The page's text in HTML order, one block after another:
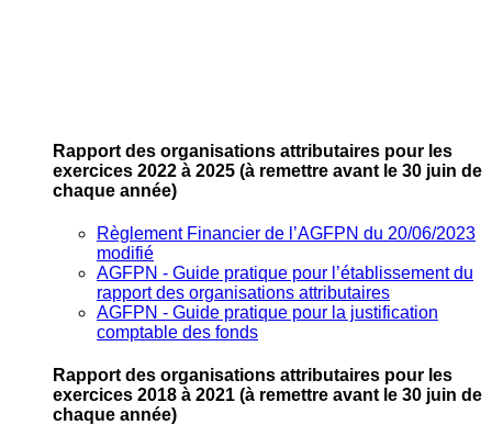
Rapport des organisations attributaires pour les
exercices 2022 à 2025 (à remettre avant le 30 juin de
chaque année)
Règlement Financier de l’AGFPN du 20/06/2023
modifié
AGFPN ‐ Guide pratique pour l’établissement du
rapport des organisations attributaires
AGFPN ‐ Guide pratique pour la justification
comptable des fonds
Rapport des organisations attributaires pour les
exercices 2018 à 2021 (à remettre avant le 30 juin de
chaque année)